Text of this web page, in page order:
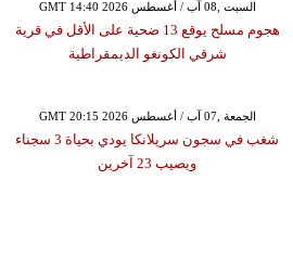
GMT 14:40 2026 السبت ,08 آب / أغسطس
هجوم مسلح يوقع 13 ضحية على الأقل في قرية
شرقي الكونغو الديمقراطية
GMT 20:15 2026 الجمعة ,07 آب / أغسطس
شغب في سجون سريلانكا يودي بحياة 3 سجناء
ويصيب 23 آخرين